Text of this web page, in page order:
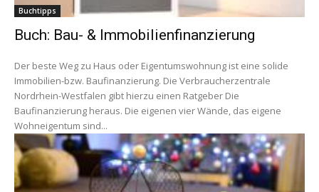
Buchtipps
Buch: Bau- & Immobilienfinanzierung
Der beste Weg zu Haus oder Eigentumswohnung ist eine solide
Immobilien-bzw. Baufinanzierung. Die Verbraucherzentrale
Nordrhein-Westfalen gibt hierzu einen Ratgeber Die
Baufinanzierung heraus. Die eigenen vier Wände, das eigene
Wohneigentum sind...